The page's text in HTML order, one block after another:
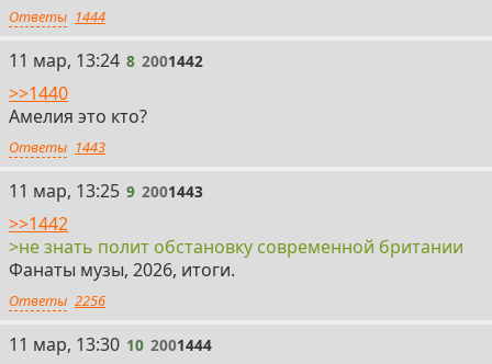
Ответы 1444
8
11 мар, 13:24 8 2001442
>>1440
Амелия это кто?
Ответы 1443
9
11 мар, 13:25 9 2001443
>>1442
>не знать полит обстановку современной британии
Фанаты музы, 2026, итоги.
Ответы 2256
10
11 мар, 13:30 10 2001444